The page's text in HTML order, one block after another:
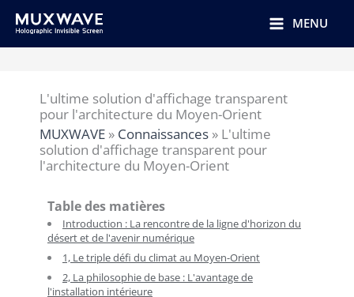
MENU
L'ultime solution d'affichage transparent
pour l'architecture du Moyen-Orient
MUXWAVE » Connaissances » L'ultime
solution d'affichage transparent pour
l'architecture du Moyen-Orient
Table des matières
Introduction : La rencontre de la ligne d'horizon du
désert et de l'avenir numérique
1, Le triple défi du climat au Moyen-Orient
2, La philosophie de base : L'avantage de
l'installation intérieure